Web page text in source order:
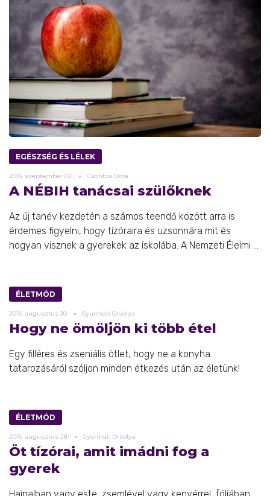
EGÉSZSÉG ÉS LÉLEK
2016. szeptember 02. Csontos Dóra
A NÉBIH tanácsai szülőknek
Az új tanév kezdetén a számos teendő között arra is
érdemes figyelni, hogy tízóraira és uzsonnára mit és
hogyan visznek a gyerekek az iskolába. A Nemzeti Élelmi ...
ÉLETMÓD
2016. augusztus 30. Gyarmati Orsolya
Hogy ne ömöljön ki több étel
Egy filléres és zseniális ötlet, hogy ne a konyha
tatarozásáról szóljon minden étkezés után az életünk!
ÉLETMÓD
2016. augusztus 28. Gyarmati Orsolya
Öt tízórai, amit imádni fog a
gyerek